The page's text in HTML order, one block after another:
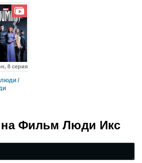
Триллер,
8 серия
/
Фильм Люди Икс